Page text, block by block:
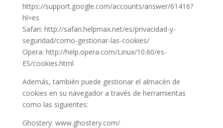
https://support.google.com/accounts/answer/61416?
hl=es
Safari: http://safari.helpmax.net/es/privacidad-y-
seguridad/como-gestionar-las-cookies/
Opera: http://help.opera.com/Linux/10.60/es-
ES/cookies.html
Además, también puede gestionar el almacén de
cookies en su navegador a través de herramientas
como las siguientes:
Ghostery: www.ghostery.com/